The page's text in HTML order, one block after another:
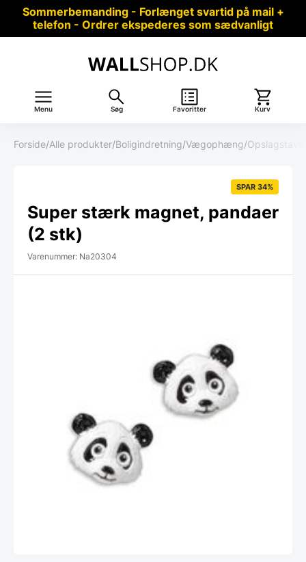
Sommerbemanding - Forlænget svartid på mail +
telefon - Ordrer ekspederes som sædvanligt
Menu Søg Favoritter Kurv
Forside/Alle produkter/Boligindretning/Vægophæng/
SPAR 34%
Super stærk magnet, pandaer
(2 stk)
Varenummer: Na20304